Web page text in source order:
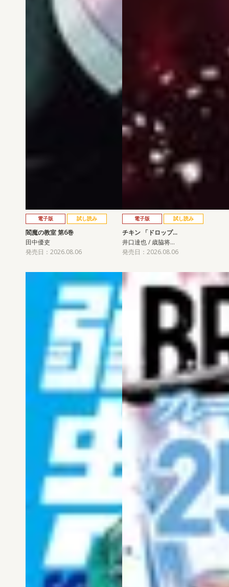
電子版 試し読み
閻魔の教室 第6巻
田中優吏
発売日：2026.08.06
電子版 試し読み
チキン 「ドロップ…
井口達也 / 歳脇将…
発売日：2026.08.06